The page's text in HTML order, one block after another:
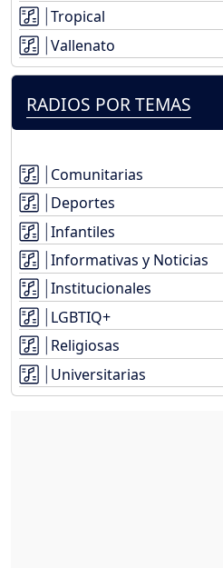
Tropical
Vallenato
RADIOS POR TEMAS
Comunitarias
Deportes
Infantiles
Informativas y Noticias
Institucionales
LGBTIQ+
Religiosas
Universitarias